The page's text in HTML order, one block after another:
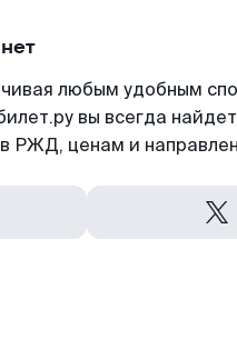
любым удобным
вы всегда
РЖД, ценам и